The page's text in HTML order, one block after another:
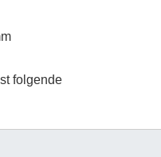
folgende